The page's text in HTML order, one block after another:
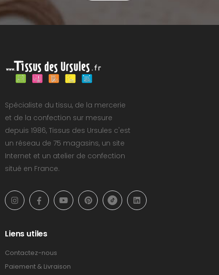
Spécialiste du tissu, de la mercerie
et de la confection sur mesure
depuis 1986, Tissus des Ursules c'est
un réseau de 75 magasins, un site
Internet et un atelier de confection
situé en France.
Liens utiles
Contactez-nous
Paiement & Livraison